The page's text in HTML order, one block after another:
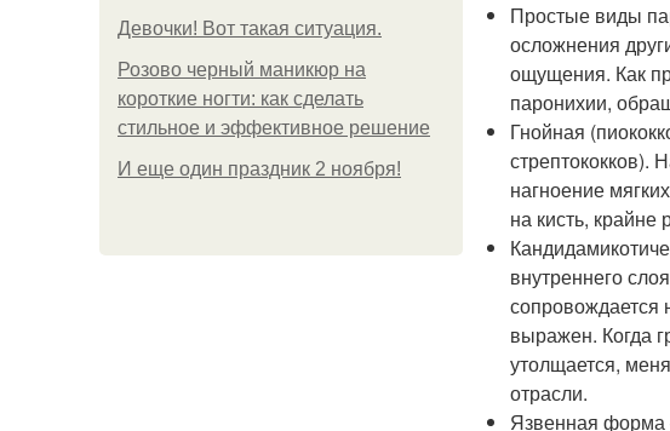
Девочки! Вот такая ситуация.
Розово черный маникюр на
короткие ногти: как сделать
стильное и эффективное решение
И еще один праздник 2 ноября!
Простые виды
осложнения
ощущения. Как
паронихии,
Гнойная
стрептококков).
нагноение
на кисть,
внутреннего
сопровождается
выражен. Когда
утолщается,
отрасли.
Язвенная форма